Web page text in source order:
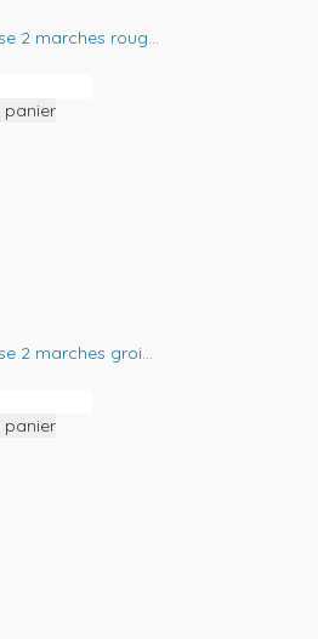
2 marches roug...
panier
2 marches groi...
panier